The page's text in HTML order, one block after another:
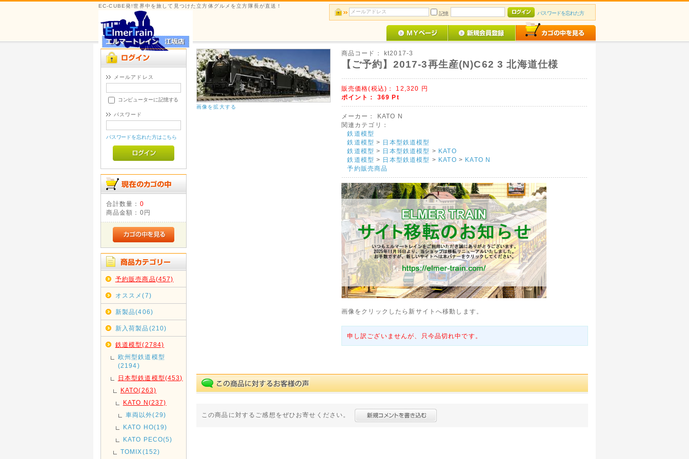
EC-CUBE発!世界中を旅して見つけた立方体グルメを立方隊長が直送！
記憶
パスワードを忘れた方
メールアドレス
コンピューターに記憶する
パスワード
パスワードを忘れた方はこちら
合計数量： 0
商品金額： 0円
予約販売商品(457)
オススメ(7)
新製品(406)
新入荷製品(210)
鉄道模型(2784)
欧州型鉄道模型
(2194)
日本型鉄道模型(453)
KATO(263)
KATO N(237)
車両以外(29)
KATO HO(19)
KATO PECO(5)
TOMIX(152)
画像を拡大する
商品コード： kt2017-3
【ご予約】2017-3再生産(N)C62 3 北海道仕様
販売価格(税込)： 12,320 円
ポイント： 369 Pt
メーカー：
KATO N
関連カテゴリ：
鉄道模型
鉄道模型 > 日本型鉄道模型
鉄道模型 > 日本型鉄道模型 > KATO
鉄道模型 > 日本型鉄道模型 > KATO > KATO N
予約販売商品
画像をクリックしたら新サイトへ移動します。
申し訳ございませんが、只今品切れ中です。
この商品に対するご感想をぜひお寄せください。